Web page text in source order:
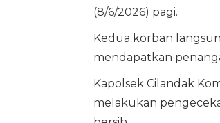
(8/6/2026) pagi.
Kedua korban
mendapatkan
Kapolsek Cilandak
melakukan